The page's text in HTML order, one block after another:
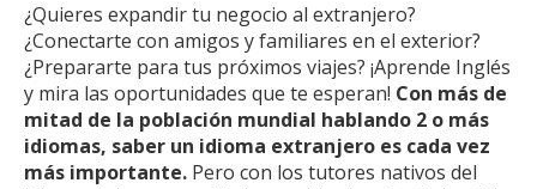
¿Quieres expandir tu negocio al extranjero?
¿Conectarte con amigos y familiares en el exterior?
¿Prepararte para tus próximos viajes? ¡Aprende Inglés
y mira las oportunidades que te esperan! Con más de
mitad de la población mundial hablando 2 o más
idiomas, saber un idioma extranjero es cada vez
más importante. Pero con los tutores nativos del